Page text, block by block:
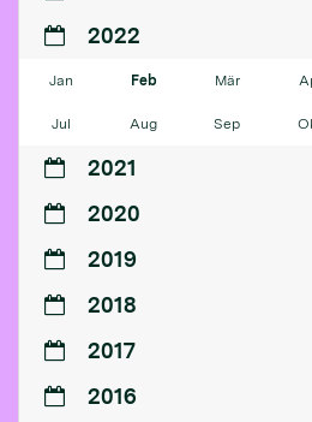
2022
Jan Feb Mär
Jul Aug Sep
2021
2020
2019
2018
2017
2016